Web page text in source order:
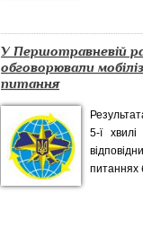
У Першотравневій
обговорювали
питання
5-ї хвилі
питаннях